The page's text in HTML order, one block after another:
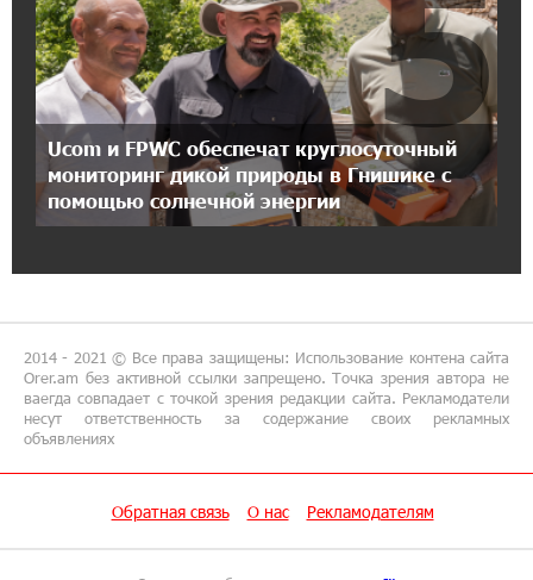
15:18:39 9-07-2026
Предателя Пашиняна нужно скинуть с трона.
Аршак Карапетян
18:38:14 8-07-2026
Зачем Пашинян полетел в Россию?․ Аршак
Карапетян
17:46:18 8-07-2026
соглашения между Арменией и
Азербайджаном близко
17:27:13 8-07-2026
Idram - главный партнер ежегодной
Ucom и FPWC обеспечат круглосуточный
мониторинг дикой природы в Гнишике с
помощью солнечной энергии
2014 - 2021 © Все права защищены: Использование контена сайта
Orer.am без активной ссылки запрещено. Точка зрения автора не
ваегда совпадает с точкой зрения редакции сайта. Рекламодатели
несут ответственность за содержание своих рекламных
объявлениях
Обратная связь О нас Рекламодателям